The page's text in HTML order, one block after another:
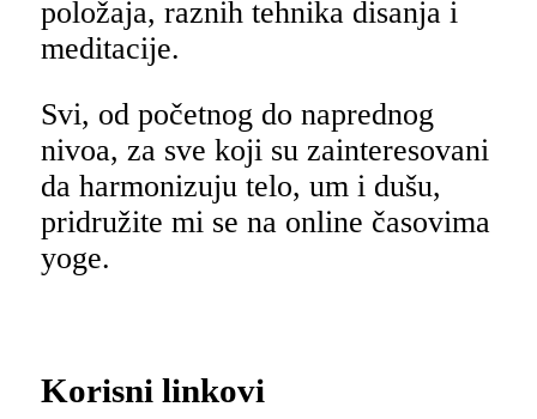
položaja, raznih tehnika disanja i
meditacije.
Svi, od početnog do naprednog
nivoa, za sve koji su zainteresovani
da harmonizuju telo, um i dušu,
pridružite mi se na online časovima
yoge.
Korisni linkovi